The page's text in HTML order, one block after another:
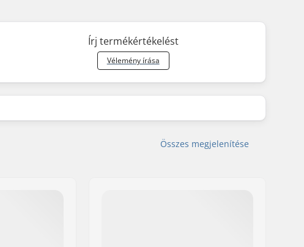
Írj termékértékelést
Vélemény írása
Összes megjelenítése